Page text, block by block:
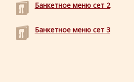
Банкетное меню сет 2
Банкетное меню сет 3